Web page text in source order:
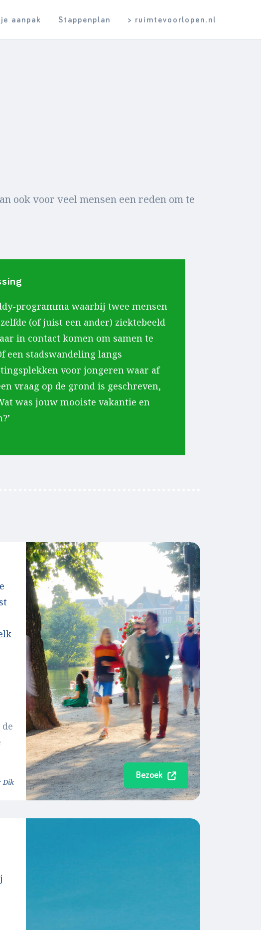
aanpak Stappenplan > ruimtevoorlopen.nl
ook voor veel mensen een reden om te
programma waarbij twee mensen
(of juist een ander) ziektebeeld
in contact komen om samen te
een stadswandeling langs
voor jongeren waar af
vraag op de grond is geschreven,
was jouw mooiste vakantie en
Dik
Bezoek